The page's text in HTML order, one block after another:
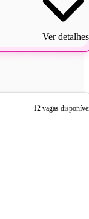
Ver detalhes
12 vagas